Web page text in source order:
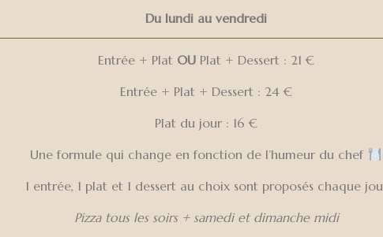
Du lundi au vendredi
Entrée + Plat OU Plat + Dessert : 21 €
Entrée + Plat + Dessert : 24 €
Plat du jour : 16 €
Une formule qui change en fonction de l’humeur du chef
1 entrée, 1 plat et 1 dessert au choix sont proposés chaque
Pizza tous les soirs + samedi et dimanche midi